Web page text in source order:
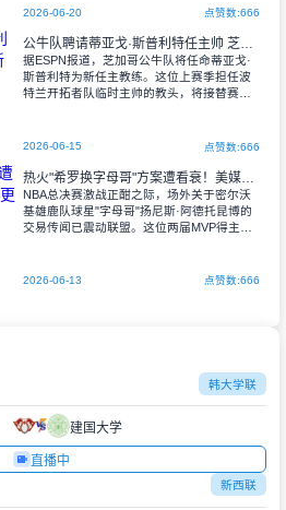
2026-06-20 点赞数:666
公牛队聘请蒂亚戈·斯普利特任主帅 芝加哥开启重建新篇章
据ESPN报道，芝加哥公牛队将任命蒂亚戈·
斯普利特为新任主教练。这位上赛季担任波
特兰开拓者队临时主帅的教头，将接替赛季
2026-06-15 点赞数:666
热火"希罗换字母哥"方案遭看衰！美媒：凯尔特人筹码更胜一筹
NBA总决赛激战正酣之际，场外关于密尔沃
基雄鹿队球星"字母哥"扬尼斯·阿德托昆博的
交易传闻已震动联盟。这位两届MVP得主在
2026-06-13 点赞数:666
韩大学联
建国大学
直播中
新西联